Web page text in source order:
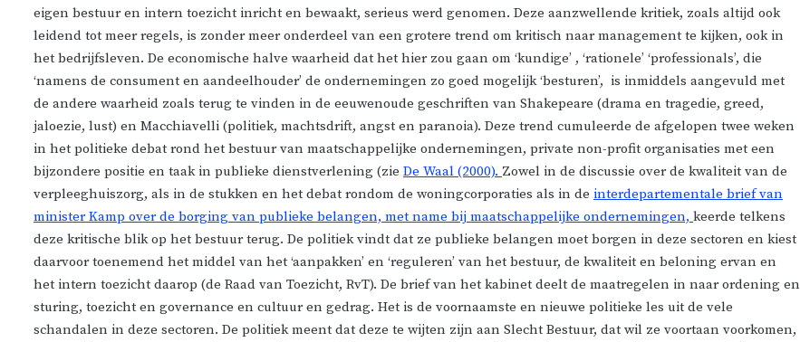
eigen bestuur en intern toezicht inricht en bewaakt, serieus werd genomen. Deze aanzwellende kritiek, zoals altijd ook
leidend tot meer regels, is zonder meer onderdeel van een grotere trend om kritisch naar management te kijken, ook in
het bedrijfsleven. De economische halve waarheid dat het hier zou gaan om ‘kundige’ , ‘rationele’ ‘professionals’, die
‘namens de consument en aandeelhouder’ de ondernemingen zo goed mogelijk ‘besturen’, is inmiddels aangevuld met
de andere waarheid zoals terug te vinden in de eeuwenoude geschriften van Shakepeare (drama en tragedie, greed,
jaloezie, lust) en Macchiavelli (politiek, machtsdrift, angst en paranoia). Deze trend cumuleerde de afgelopen twee weken
in het politieke debat rond het bestuur van maatschappelijke ondernemingen, private non-profit organisaties met een
bijzondere positie en taak in publieke dienstverlening (zie De Waal (2000). Zowel in de discussie over de kwaliteit van de
verpleeghuiszorg, als in de stukken en het debat rondom de woningcorporaties als in de interdepartementale brief van
minister Kamp over de borging van publieke belangen, met name bij maatschappelijke ondernemingen, keerde telkens
deze kritische blik op het bestuur terug. De politiek vindt dat ze publieke belangen moet borgen in deze sectoren en kiest
daarvoor toenemend het middel van het ‘aanpakken’ en ‘reguleren’ van het bestuur, de kwaliteit en beloning ervan en
het intern toezicht daarop (de Raad van Toezicht, RvT). De brief van het kabinet deelt de maatregelen in naar ordening en
sturing, toezicht en governance en cultuur en gedrag. Het is de voornaamste en nieuwe politieke les uit de vele
schandalen in deze sectoren. De politiek meent dat deze te wijten zijn aan Slecht Bestuur, dat wil ze voortaan voorkomen,